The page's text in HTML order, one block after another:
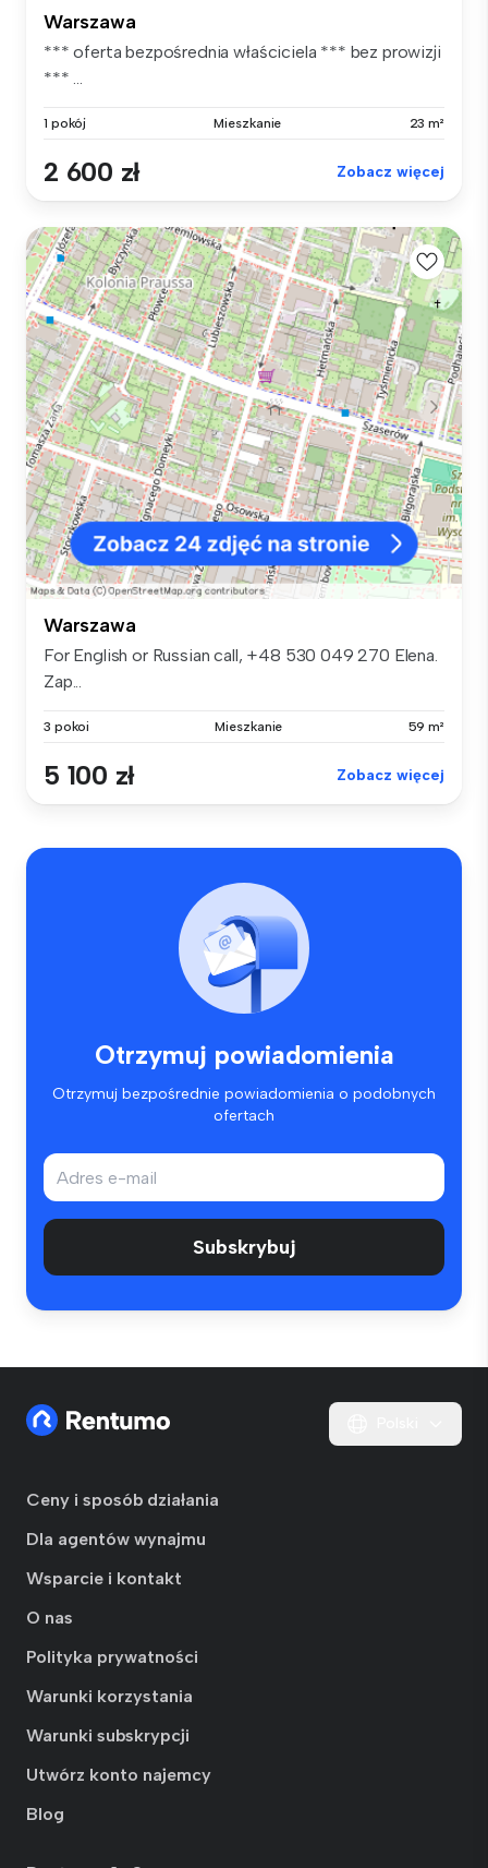
Warszawa
*** oferta bezpośrednia właściciela *** bez prowizji
*** ...
1 pokój Mieszkanie 23 m²
2 600 zł Zobacz więcej
Warszawa
For English or Russian call, +48 530 049 270 Elena.
Zap...
3 pokoi Mieszkanie 59 m²
5 100 zł Zobacz więcej
Otrzymuj powiadomienia
Otrzymuj bezpośrednie powiadomienia o podobnych
ofertach
Subskrybuj
Ceny i sposób działania
Dla agentów wynajmu
Wsparcie i kontakt
O nas
Polityka prywatności
Warunki korzystania
Warunki subskrypcji
Utwórz konto najemcy
Blog